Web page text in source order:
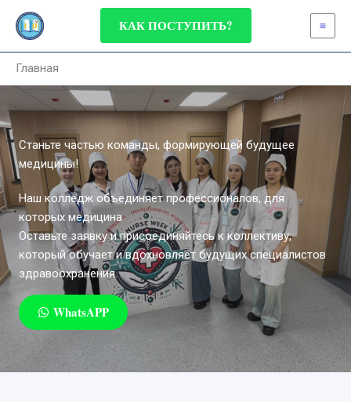
Перейти
КАК ПОСТУПИТЬ?
Главная
Станьте частью команды, формирующей будущее
медицины!
Наш колледж объединяет профессионалов, для
которых медицина
Оставьте заявку и присоединяйтесь к коллективу,
который обучает и вдохновляет будущих специалистов
здравоохранения.
WhatsAPP